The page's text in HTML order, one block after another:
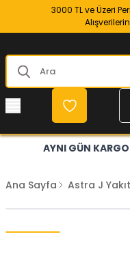
3000 TL ve Üzeri
AYNI GÜN KARGO
Ana Sayfa Astra J